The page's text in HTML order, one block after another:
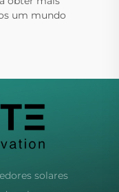
um mundo
solares